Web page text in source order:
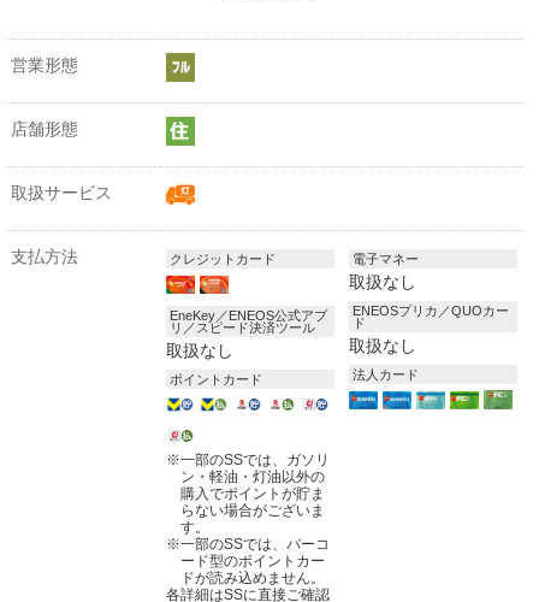
営業形態
店舗形態
取扱サービス
支払方法 クレジットカード
EneKey／ENEOS公式アプ
リ／スピード決済ツール
取扱なし
ポイントカード
※一部のSSでは、ガソリ
ン・軽油・灯油以外の
購入でポイントが貯ま
らない場合がございま
す。
※一部のSSでは、バーコ
ード型のポイントカー
ドが読み込めません。
各詳細はSSに直接ご確認
電子マネー
取扱なし
ENEOSプリカ／QUOカー
ド
取扱なし
法人カード